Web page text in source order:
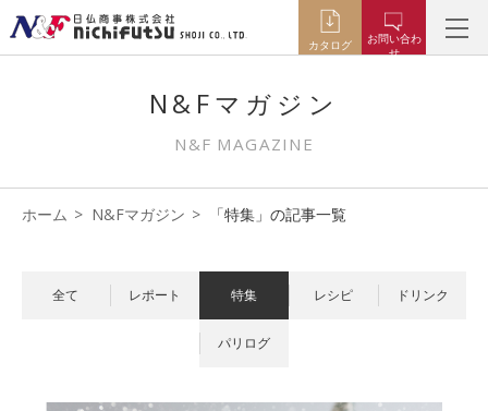
カタログ
お問い合わ
せ
N&Fマガジン
N&F MAGAZINE
ホーム N&Fマガジン 「特集」の記事一覧
全て レポート 特集 レシピ ドリンク
パリログ